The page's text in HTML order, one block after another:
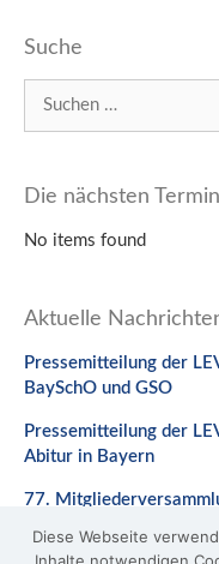
Suche
Die nächsten
No items found
Aktuelle
Pressemitteilung der
BaySchO und GSO
Pressemitteilung der
Abitur in Bayern
77.
Diese Webseite